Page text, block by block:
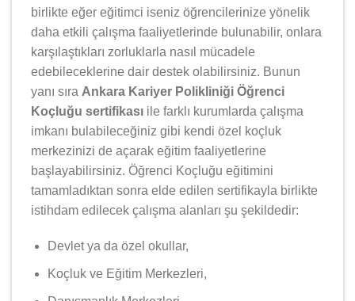
birlikte eğer eğitimci iseniz öğrencilerinize yönelik
daha etkili çalışma faaliyetlerinde bulunabilir, onlara
karşılaştıkları zorluklarla nasıl mücadele
edebileceklerine dair destek olabilirsiniz. Bunun
yanı sıra Ankara Kariyer Polikliniği Öğrenci
Koçluğu sertifikası ile farklı kurumlarda çalışma
imkanı bulabileceğiniz gibi kendi özel koçluk
merkezinizi de açarak eğitim faaliyetlerine
başlayabilirsiniz. Öğrenci Koçluğu eğitimini
tamamladıktan sonra elde edilen sertifikayla birlikte
istihdam edilecek çalışma alanları şu şekildedir:
Devlet ya da özel okullar,
Koçluk ve Eğitim Merkezleri,